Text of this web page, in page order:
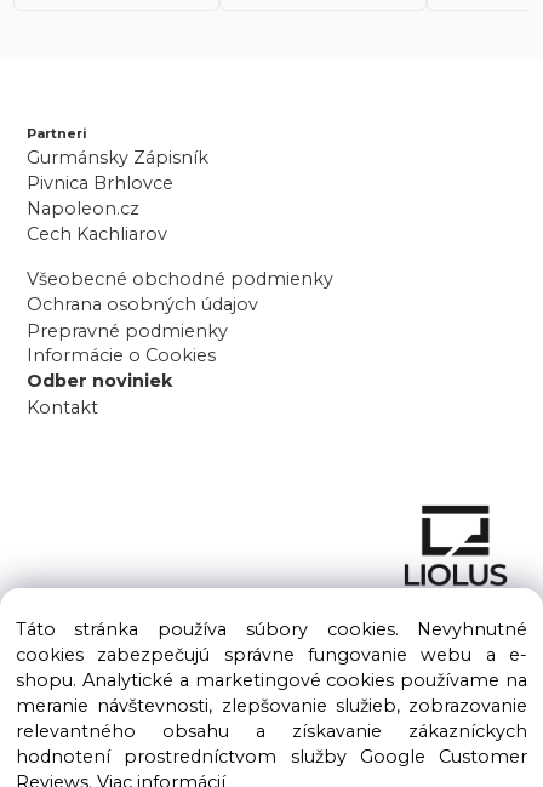
Partneri
Gurmánsky Zápisník
Pivnica Brhlovce
Napoleon.cz
Cech Kachliarov
Všeobecné obchodné podmienky
Ochrana osobných údajov
Prepravné podmienky
Informácie o Cookies
Odber noviniek
Kontakt
Copyright © 2016 – 2026 LIOLUS s.r.o. Všetky práva vyhradené.
Vytvorené spoločnosťouLIOLUS, s.r.o.
Ku Bratke 11, Levice, 934 05
Táto stránka používa súbory cookies. Nevyhnutné
cookies zabezpečujú správne fungovanie webu a e-
shopu. Analytické a marketingové cookies používame na
meranie návštevnosti, zlepšovanie služieb, zobrazovanie
relevantného obsahu a získavanie zákazníckych
hodnotení prostredníctvom služby Google Customer
Reviews. Viac informácií